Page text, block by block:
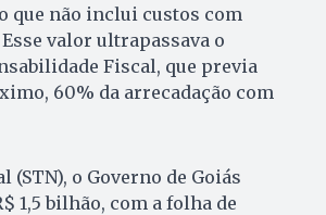
que não inclui custos com
valor ultrapassava o
Fiscal, que previa
60% da arrecadação com
(STN), o Governo de Goiás
1,5 bilhão, com a folha de